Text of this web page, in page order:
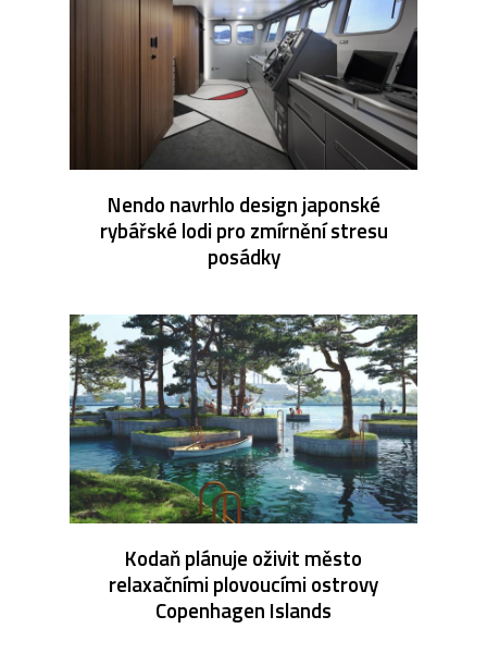
Nendo navrhlo design japonské
rybářské lodi pro zmírnění stresu
posádky
Kodaň plánuje oživit město
relaxačními plovoucími ostrovy
Copenhagen Islands